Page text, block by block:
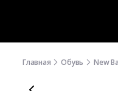
Главная Обувь New